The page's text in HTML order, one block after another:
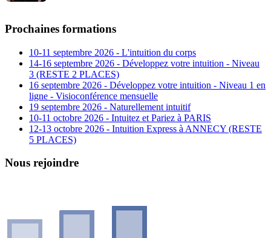
Prochaines formations
10-11 septembre 2026 - L'intuition du corps
14-16 septembre 2026 - Développez votre intuition - Niveau
3 (RESTE 2 PLACES)
16 septembre 2026 - Développez votre intuition - Niveau 1 en
ligne - Visioconférence mensuelle
19 septembre 2026 - Naturellement intuitif
10-11 octobre 2026 - Intuitez et Pariez à PARIS
12-13 octobre 2026 - Intuition Express à ANNECY (RESTE
5 PLACES)
Nous rejoindre